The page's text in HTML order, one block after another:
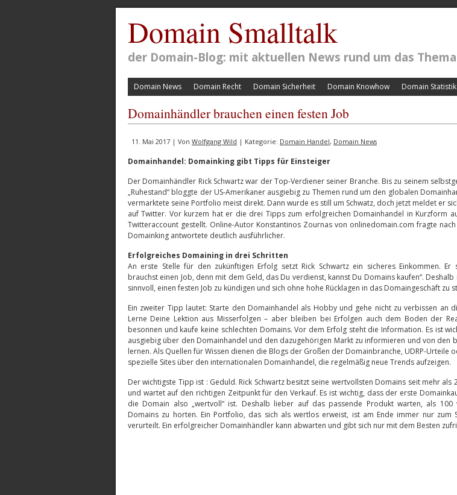
Domain Smalltalk
der Domain-Blog: mit aktuellen News rund um das
Domain News Domain Recht Domain Sicherheit Domain Knowhow Domain
Domainhändler brauchen einen festen Job
11. Mai 2017 | Von Wolfgang Wild | Kategorie: Domain Handel, Domain News
Domainhandel: Domainking gibt Tipps für Einsteiger
Der Domainhändler Rick Schwartz war der Top-Verdiener seiner Branche. Bis zu seinem
„Ruhestand“ bloggte der US-Amerikaner ausgiebig zu Themen rund um den globalen
vermarktete seine Portfolio meist direkt. Dann wurde es still um Schwatz, doch jetzt meldet er
auf Twitter. Vor kurzem hat er die drei Tipps zum erfolgreichen Domainhandel in Kurzform
Twitteraccount gestellt. Online-Autor Konstantinos Zournas von onlinedomain.com fragte
Domainking antwortete deutlich ausführlicher.
Erfolgreiches Domaining in drei Schritten
An erste Stelle für den zukünftigen Erfolg setzt Rick Schwartz ein sicheres Einkommen. Er
brauchst einen Job, denn mit dem Geld, das Du verdienst, kannst Du Domains kaufen“. Deshalb
sinnvoll, einen festen Job zu kündigen und sich ohne hohe Rücklagen in das Domaingeschäft zu
Ein zweiter Tipp lautet: Starte den Domainhandel als Hobby und gehe nicht zu verbissen an
Lerne Deine Lektion aus Misserfolgen – aber bleiben bei Erfolgen auch dem Boden der
besonnen und kaufe keine schlechten Domains. Vor dem Erfolg steht die Information. Es ist
ausgiebig über den Domainhandel und den dazugehörigen Markt zu informieren und von den
lernen. Als Quellen für Wissen dienen die Blogs der Großen der Domainbranche, UDRP-Urteile
spezielle Sites über den internationalen Domainhandel, die regelmäßig neue Trends aufzeigen.
Der wichtigste Tipp ist : Geduld. Rick Schwartz besitzt seine wertvollsten Domains seit mehr als
und wartet auf den richtigen Zeitpunkt für den Verkauf. Es ist wichtig, dass der erste
die Domain also „wertvoll“ ist. Deshalb lieber auf das passende Produkt warten, als 100
Domains zu horten. Ein Portfolio, das sich als wertlos erweist, ist am Ende immer nur zum
verurteilt. Ein erfolgreicher Domainhändler kann abwarten und gibt sich nur mit dem Besten